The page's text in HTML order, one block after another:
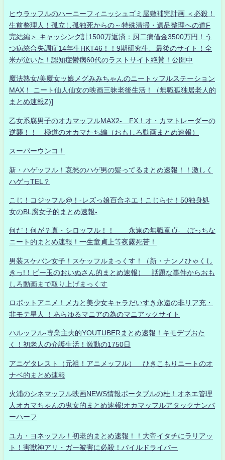
ヒウラッフルのハーニーフィニッシュゴミ屋敷補完計画 ＜必殺！
生前整理人！孤立し孤独死からの～特殊清掃・遺品整理への道F
完結編＞ キャッシング計1500万返済：厨二病借金3500万円！う
つ病統合失調症14年生HKT46！！9期研究生、最後のサイト！全
米が泣いた！認知症鬱病60代のラストサイト絶賛！公開中
魔法熟女/美魔女ッ娘メグみみちゃんのニートッフルステーション
MAX！ ニート仙人仙女の映画三昧老後生活！（無職孤独居老人的
まとめ速報Z)]
乙女系腐男子のオカマッフルMAX2- FX！オ・カマトレーダーの
逆襲！！ 極道のオカマたち編（おもしろ動画まとめ速報）
スーパーウンコ！
新・ハゲッフル！哀愁のハゲ男の髪ってるまとめ速報！！激しく
ハゲっTEL？
こじ！コジッフル@！-レズっ娘百合ネエ！こじらせ！50独身処
女のBL腐女子的まとめ速報-
何だ！何が？真・シロッフル！！ 永遠の無職童貞- ぼっちな
ニート的まとめ速報！一生童貞上等夜露死苦！
男装スケバン女子！スケッフルまっくす！（新・ナンノひゃくし
きっ!！ビー玉のおいぬさん的まとめ速報） 話題な事件からおも
しろ動画まで取り上げまっくす
ロボットアニメ！メカと美少女キャラだいすき永遠の非リア充・
非モテ星人 ！あらゆるマニアの為のマニアックサイト
ハルッフル-専業主夫的YOUTUBERまとめ速報！キモデブおた
く！初老人の介護生活！激動の1750日
アニゲタレスト（元祖！アニメッフル） ひきこもりニートのオ
ナベ的まとめ速報
火浦のシネマッフル映画NEWS情報ポータブルの杜！オネエ管理
人オカマちゃんの鬼女的まとめ速報!オカマッフルアタックナンバ
ーハーフ
ユカ・ヨネッフル！初老的まとめ速報！！大帝イタチにラリアッ
ト！害獣神アリ・ガー被害に必殺！パイルドライバー